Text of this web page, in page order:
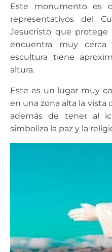
Este monumento es
representativos del
Jesucristo que
encuentra muy cerca
escultura tiene
altura.
Este es un lugar muy
en una zona alta la vista
además de tener al
simboliza la paz y la